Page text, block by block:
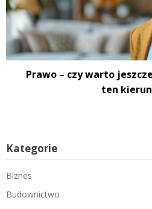
Prawo – czy warto
ten
Kategorie
Biznes
Budownictwo